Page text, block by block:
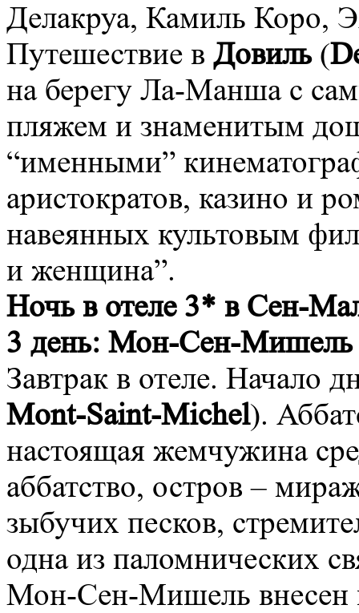
Делакруа, Камиль Коро,
Путешествие в Довиль(
на берегу Ла-Манша с
пляжем и знаменитым
“именными”
аристократов, казино и
навеянных культовым
и женщина”.
Ночь в отеле 3* в Сен-
3 день: Мон-Сен-Мишель
Завтрак в отеле. Начало
Mont-Saint-Michel).
настоящая жемчужина
аббатство, остров –
зыбучих песков,
одна из паломнических
Мон-Сен-Мишель